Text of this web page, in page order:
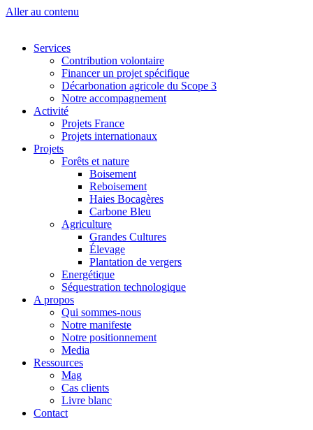
Panneau de gestion des cookies
Aller au contenu
Services
Contribution volontaire
Financer un projet spécifique
Décarbonation agricole du Scope 3
Notre accompagnement
Activité
Projets France
Projets internationaux
Projets
Forêts et nature
Boisement
Reboisement
Haies Bocagères
Carbone Bleu
Agriculture
Grandes Cultures
Élevage
Plantation de vergers
Energétique
Séquestration technologique
A propos
Qui sommes-nous
Notre manifeste
Notre positionnement
Media
Ressources
Mag
Cas clients
Livre blanc
Contact